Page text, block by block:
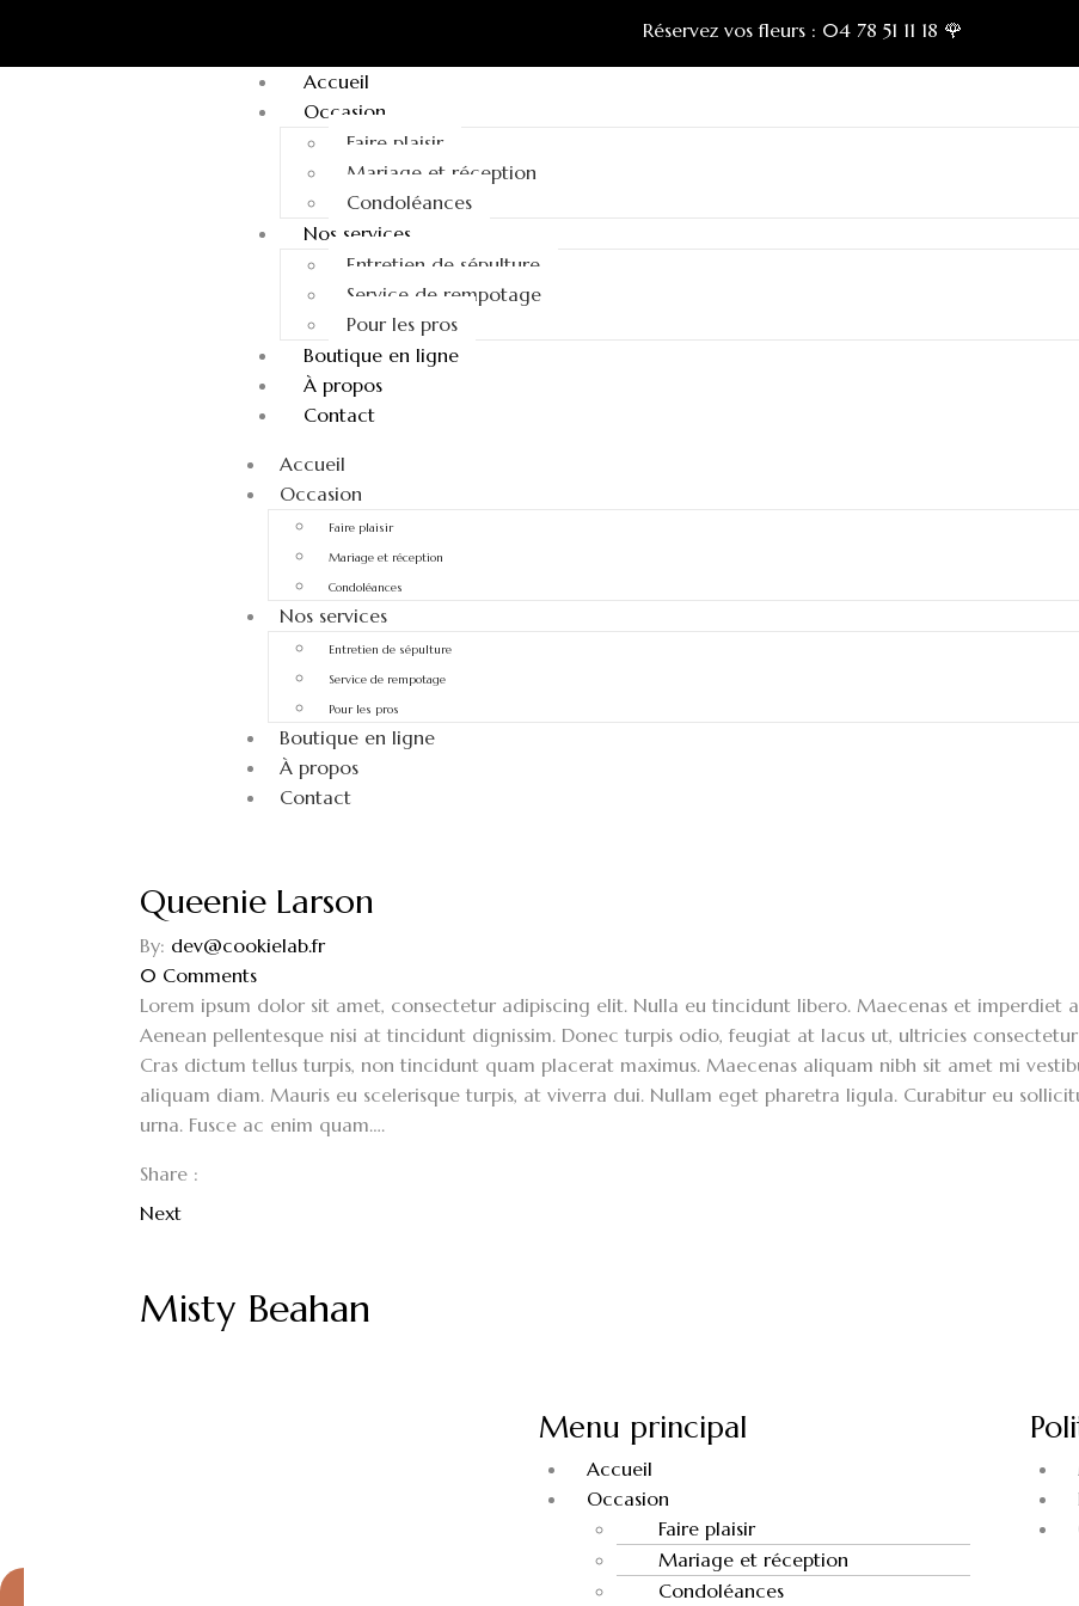
Réservez vos fleurs : 04 78 51 11 18 🌹
Accueil
Occasion
Faire plaisir
Mariage et réception
Condoléances
Nos services
Entretien de sépulture
Service de rempotage
Pour les pros
Boutique en ligne
À propos
Contact
Accueil
Occasion
Faire plaisir
Mariage et réception
Condoléances
Nos services
Entretien de sépulture
Service de rempotage
Pour les pros
Boutique en ligne
À propos
Contact
Queenie Larson
By: dev@cookielab.fr
0 Comments
Lorem ipsum dolor sit amet, consectetur adipiscing elit. Nulla eu tincidunt libero. Maecenas et imperdiet
Aenean pellentesque nisi at tincidunt dignissim. Donec turpis odio, feugiat at lacus ut, ultricies
Cras dictum tellus turpis, non tincidunt quam placerat maximus. Maecenas aliquam nibh sit amet mi
aliquam diam. Mauris eu scelerisque turpis, at viverra dui. Nullam eget pharetra ligula. Curabitur eu
urna. Fusce ac enim quam….
Share :
Next
Misty Beahan
Menu principal
Accueil
Occasion
Faire plaisir
Mariage et réception
Condoléances